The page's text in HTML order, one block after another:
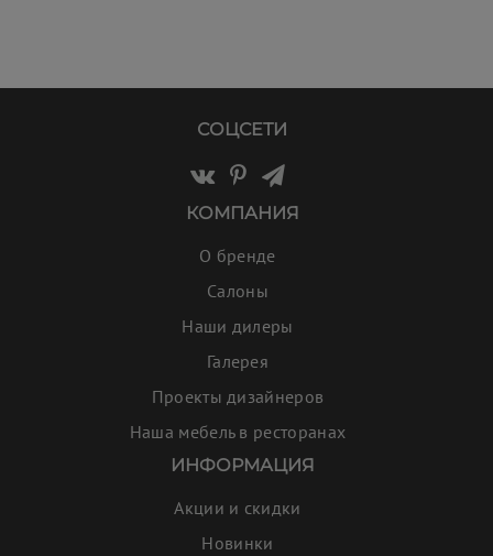
СОЦСЕТИ
КОМПАНИЯ
О бренде
Салоны
Наши дилеры
Галерея
Проекты дизайнеров
Наша мебель в ресторанах
ИНФОРМАЦИЯ
Акции и скидки
Новинки